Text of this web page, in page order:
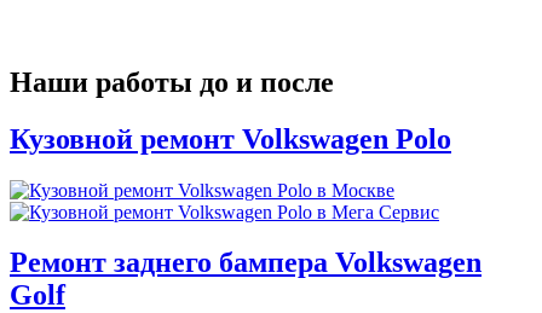
Наши работы до и после
Кузовной ремонт Volkswagen Polo
Ремонт заднего бампера Volkswagen
Golf